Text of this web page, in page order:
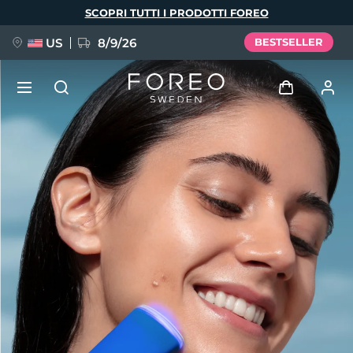
SCOPRI TUTTI I PRODOTTI FOREO
US 8/9/26 BESTSELLER
Accedi
Profilo utente
I miei dispositivi
I miei ordini
I miei indirizzi
I miei abbonamenti
NUOVO
FAQ™ Pure Beauty-Tech Elixir
BREAKING NEWS
issa™ Teeth Whitening Set
Lingua
English Deutsch
Español
Français
Português
Polski
Русский
Türkçe
简体中文 繁體中文